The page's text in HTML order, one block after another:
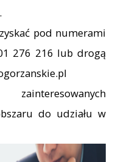
pod numerami
276 216 lub drogą
zainteresowanych
do udziału w